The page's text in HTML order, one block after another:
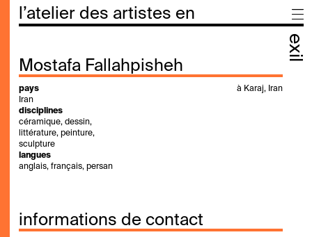
l’atelier des artistes en
exil
Mostafa Fallahpisheh
pays
Iran
disciplines
céramique, dessin,
littérature, peinture,
sculpture
langues
anglais, français, persan
à Karaj, Iran
informations de contact